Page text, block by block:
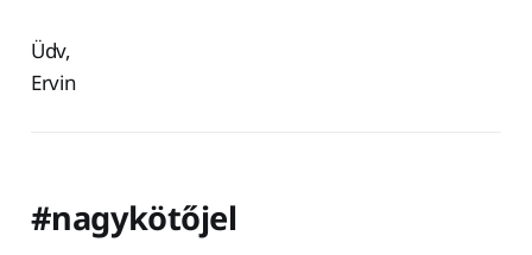
Üdv,
Ervin
#nagykötőjel